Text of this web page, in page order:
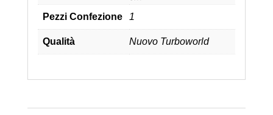
Pezzi Confezione
1
Qualità Nuovo Turboworld